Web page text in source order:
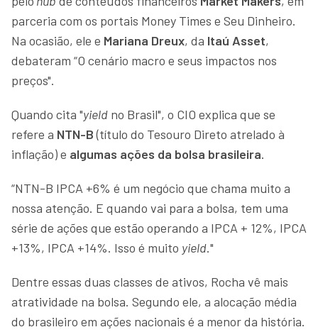
parceria com os portais Money Times e Seu Dinheiro.
Na ocasião, ele e Mariana Dreux, da Itaú Asset,
debateram “O cenário macro e seus impactos nos
preços".
Quando cita "yield no Brasil", o CIO explica que se
refere a NTN-B(título do Tesouro Direto atrelado à
inflação) e algumas ações da bolsa brasileira.
“NTN-B IPCA +6% é um negócio que chama muito a
nossa atenção. E quando vai para a bolsa, tem uma
série de ações que estão operando a IPCA + 12%, IPCA
+13%, IPCA +14%. Isso é muito yield."
Dentre essas duas classes de ativos, Rocha vê mais
atratividade na bolsa. Segundo ele, a alocação média
do brasileiro em ações nacionais é a menor da história.